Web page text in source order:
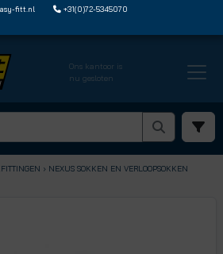
fitt.nl
+31(0)72-5345070
Ons kantoor is
nu gesloten
› NEXUS SOKKEN EN VERLOOPSOKKEN